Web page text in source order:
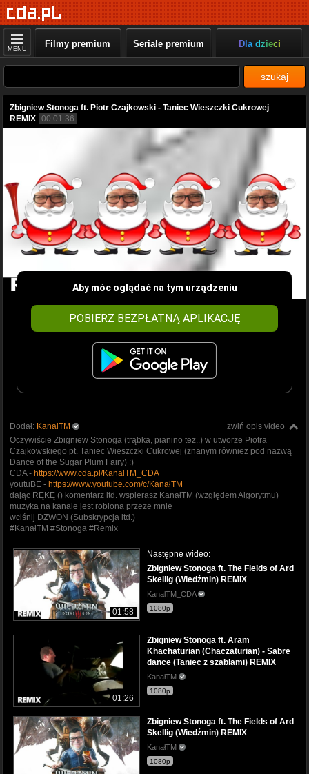
MENU Filmy premium Seriale premium Dla dzieci
szukaj
Zbigniew Stonoga ft. Piotr Czajkowski - Taniec Wieszczki Cukrowej
REMIX 00:01:36
Aby móc oglądać na tym urządzeniu
POBIERZ BEZPŁATNĄ APLIKACJĘ
zwiń opis video
Dodał: KanałTM
Oczywiście Zbigniew Stonoga (trąbka, pianino też..) w utworze Piotra
Czajkowskiego pt. Taniec Wieszczki Cukrowej (znanym również pod nazwą
Dance of the Sugar Plum Fairy) :)
CDA - https://www.cda.pl/KanalTM_CDA
youtuBE - https://www.youtube.com/c/KanałTM
dając RĘKĘ () komentarz itd. wspierasz KanałTM (względem Algorytmu)
muzyka na kanale jest robiona przeze mnie
wciśnij DZWON (Subskrypcja itd.)
#KanałTM #Stonoga #Remix
01:58
Następne wideo:
Zbigniew Stonoga ft. The Fields of Ard
Skellig (Wiedźmin) REMIX
KanalTM_CDA
1080p
01:26
Zbigniew Stonoga ft. Aram
Khachaturian (Chaczaturian) - Sabre
dance (Taniec z szablami) REMIX
KanałTM
1080p
Zbigniew Stonoga ft. The Fields of Ard
Skellig (Wiedźmin) REMIX
KanałTM
1080p